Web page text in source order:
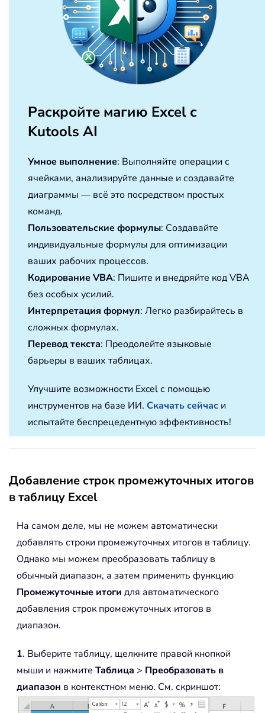
Раскройте магию Excel с
Kutools AI
Умное выполнение: Выполняйте операции с
ячейками, анализируйте данные и создавайте
диаграммы — всё это посредством простых
команд.
Пользовательские формулы: Создавайте
индивидуальные формулы для оптимизации
ваших рабочих процессов.
Кодирование VBA: Пишите и внедряйте код VBA
без особых усилий.
Интерпретация формул: Легко разбирайтесь в
сложных формулах.
Перевод текста: Преодолейте языковые
барьеры в ваших таблицах.
Улучшите возможности Excel с помощью
инструментов на базе ИИ. Скачать сейчас и
испытайте беспрецедентную эффективность!
Добавление строк промежуточных итогов
в таблицу Excel
На самом деле, мы не можем автоматически
добавлять строки промежуточных итогов в таблицу.
Однако мы можем преобразовать таблицу в
обычный диапазон, а затем применить функцию
Промежуточные итоги для автоматического
добавления строк промежуточных итогов в
диапазон.
1. Выберите таблицу, щелкните правой кнопкой
мыши и нажмите Таблица > Преобразовать в
диапазон в контекстном меню. См. скриншот: